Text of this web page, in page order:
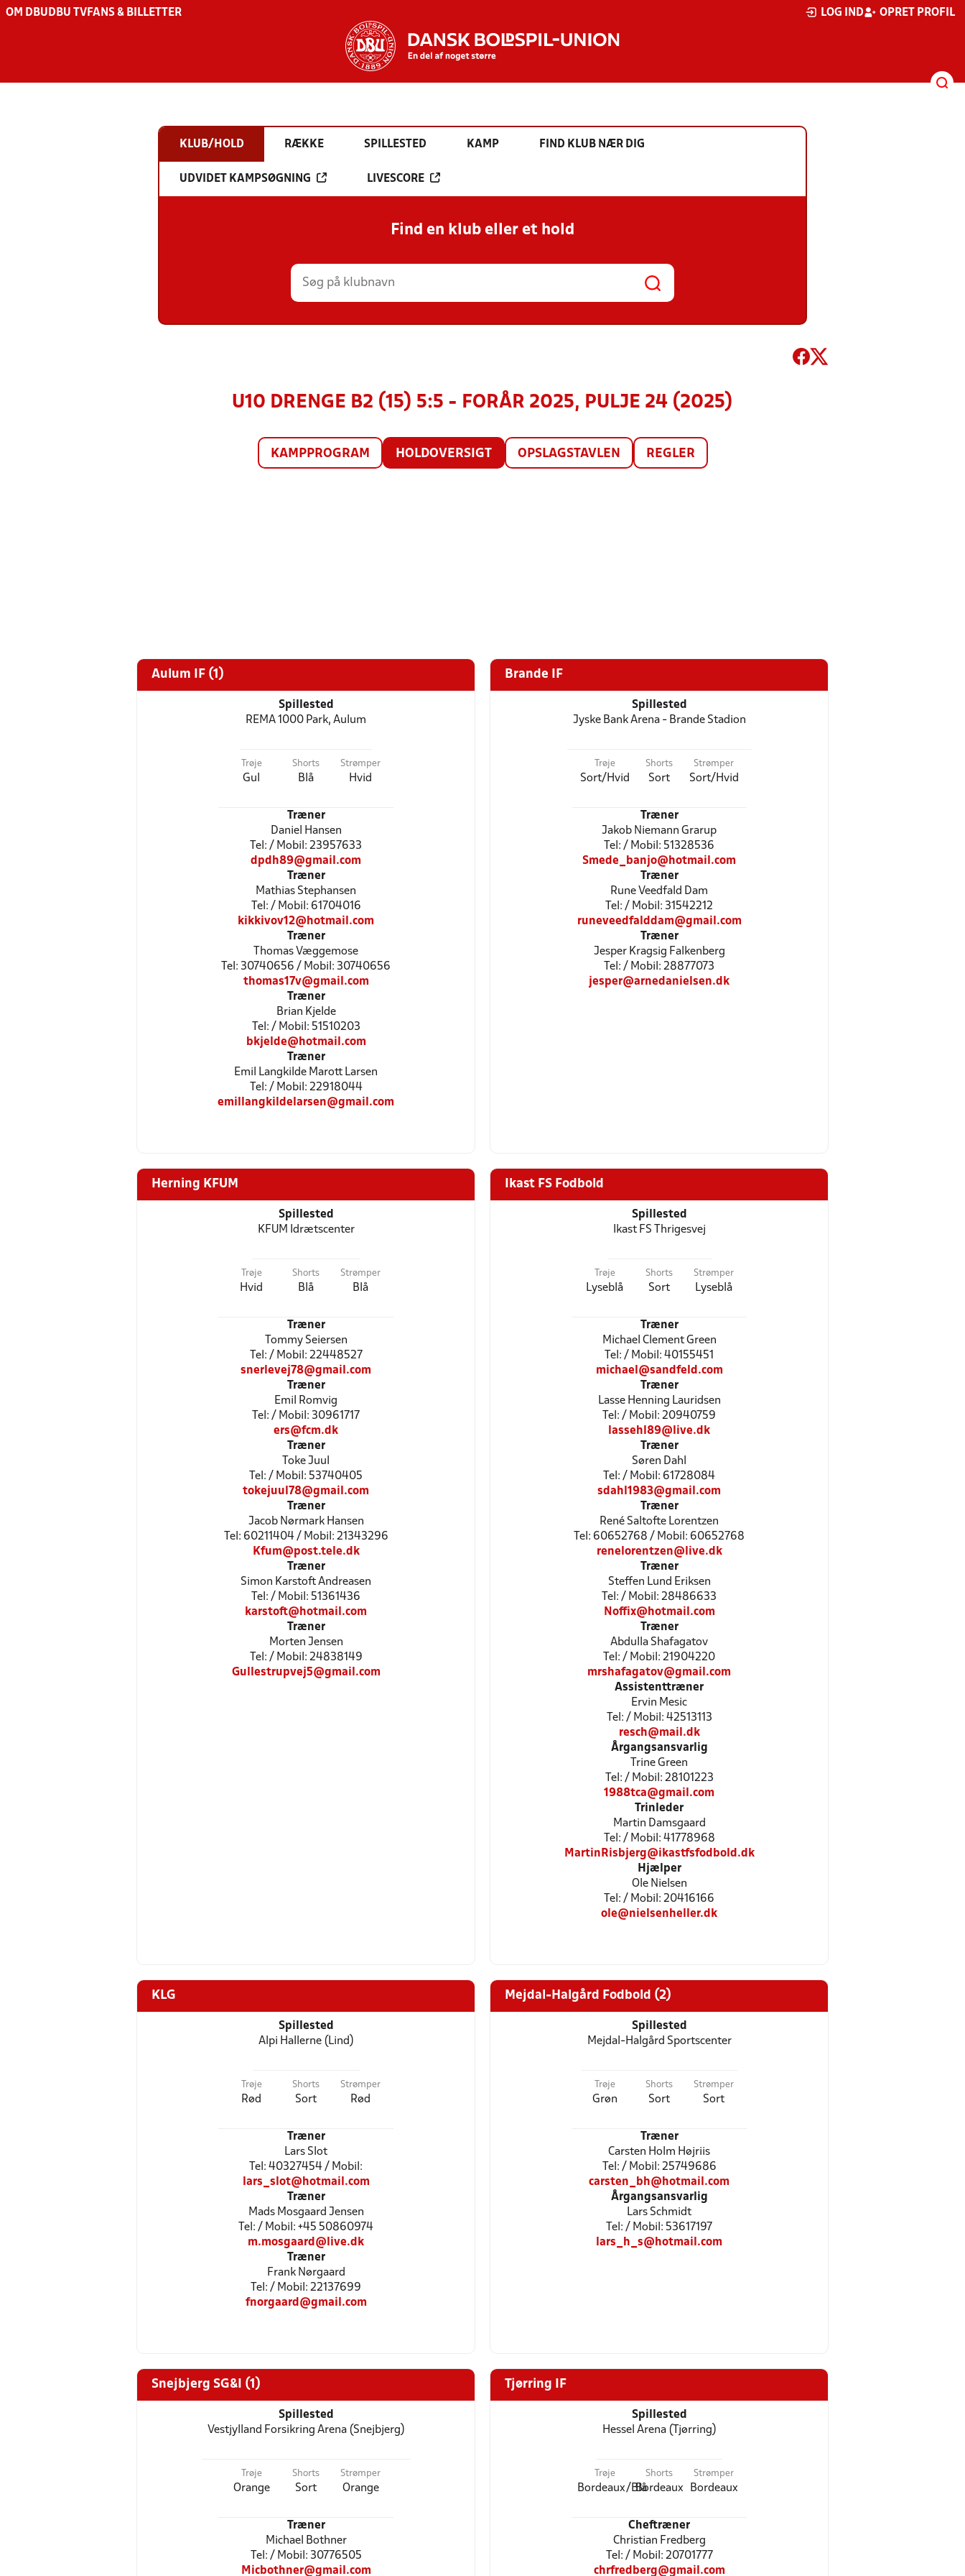
OM DBU DBU TV FANS & BILLETTER LOG IND OPRET PROFIL
KLUB/HOLD RÆKKE SPILLESTED KAMP FIND KLUB NÆR DIG
UDVIDET KAMPSØGNING LIVESCORE
Find en klub eller et hold
U10 DRENGE B2 (15) 5:5 - FORÅR 2025, PULJE 24 (2025)
KAMPPROGRAM HOLDOVERSIGT OPSLAGSTAVLEN REGLER
Aulum IF (1)
Spillested
REMA 1000 Park, Aulum
Trøje
Gul
Shorts
Blå
Strømper
Hvid
Træner
Daniel Hansen
Tel: / Mobil: 23957633
dpdh89@gmail.com
Træner
Mathias Stephansen
Tel: / Mobil: 61704016
kikkivov12@hotmail.com
Træner
Thomas Væggemose
Tel: 30740656 / Mobil: 30740656
thomas17v@gmail.com
Træner
Brian Kjelde
Tel: / Mobil: 51510203
bkjelde@hotmail.com
Træner
Emil Langkilde Marott Larsen
Tel: / Mobil: 22918044
emillangkildelarsen@gmail.com
Brande IF
Spillested
Jyske Bank Arena - Brande Stadion
Trøje
Sort/Hvid
Shorts
Sort
Strømper
Sort/Hvid
Træner
Jakob Niemann Grarup
Tel: / Mobil: 51328536
Smede_banjo@hotmail.com
Træner
Rune Veedfald Dam
Tel: / Mobil: 31542212
runeveedfalddam@gmail.com
Træner
Jesper Kragsig Falkenberg
Tel: / Mobil: 28877073
jesper@arnedanielsen.dk
Herning KFUM
Spillested
KFUM Idrætscenter
Trøje
Hvid
Shorts
Blå
Strømper
Blå
Træner
Tommy Seiersen
Tel: / Mobil: 22448527
snerlevej78@gmail.com
Træner
Emil Romvig
Tel: / Mobil: 30961717
ers@fcm.dk
Træner
Toke Juul
Tel: / Mobil: 53740405
tokejuul78@gmail.com
Træner
Jacob Nørmark Hansen
Tel: 60211404 / Mobil: 21343296
Kfum@post.tele.dk
Træner
Simon Karstoft Andreasen
Tel: / Mobil: 51361436
karstoft@hotmail.com
Træner
Morten Jensen
Tel: / Mobil: 24838149
Gullestrupvej5@gmail.com
Ikast FS Fodbold
Spillested
Ikast FS Thrigesvej
Trøje
Lyseblå
Shorts
Sort
Strømper
Lyseblå
Træner
Michael Clement Green
Tel: / Mobil: 40155451
michael@sandfeld.com
Træner
Lasse Henning Lauridsen
Tel: / Mobil: 20940759
lassehl89@live.dk
Træner
Søren Dahl
Tel: / Mobil: 61728084
sdahl1983@gmail.com
Træner
René Saltofte Lorentzen
Tel: 60652768 / Mobil: 60652768
renelorentzen@live.dk
Træner
Steffen Lund Eriksen
Tel: / Mobil: 28486633
Noffix@hotmail.com
Træner
Abdulla Shafagatov
Tel: / Mobil: 21904220
mrshafagatov@gmail.com
Assistenttræner
Ervin Mesic
Tel: / Mobil: 42513113
resch@mail.dk
Årgangsansvarlig
Trine Green
Tel: / Mobil: 28101223
1988tca@gmail.com
Trinleder
Martin Damsgaard
Tel: / Mobil: 41778968
MartinRisbjerg@ikastfsfodbold.dk
Hjælper
Ole Nielsen
Tel: / Mobil: 20416166
ole@nielsenheller.dk
KLG
Spillested
Alpi Hallerne (Lind)
Trøje
Rød
Shorts
Sort
Strømper
Rød
Træner
Lars Slot
Tel: 40327454 / Mobil:
lars_slot@hotmail.com
Træner
Mads Mosgaard Jensen
Tel: / Mobil: +45 50860974
m.mosgaard@live.dk
Træner
Frank Nørgaard
Tel: / Mobil: 22137699
fnorgaard@gmail.com
Mejdal-Halgård Fodbold (2)
Spillested
Mejdal-Halgård Sportscenter
Trøje
Grøn
Shorts
Sort
Strømper
Sort
Træner
Carsten Holm Højriis
Tel: / Mobil: 25749686
carsten_bh@hotmail.com
Årgangsansvarlig
Lars Schmidt
Tel: / Mobil: 53617197
lars_h_s@hotmail.com
Snejbjerg SG&I (1)
Spillested
Vestjylland Forsikring Arena (Snejbjerg)
Trøje
Orange
Shorts
Sort
Strømper
Orange
Træner
Michael Bothner
Tel: / Mobil: 30776505
Micbothner@gmail.com
Tjørring IF
Spillested
Hessel Arena (Tjørring)
Trøje
Bordeaux/Blå
Shorts
Bordeaux
Strømper
Bordeaux
Cheftræner
Christian Fredberg
Tel: / Mobil: 20701777
chrfredberg@gmail.com